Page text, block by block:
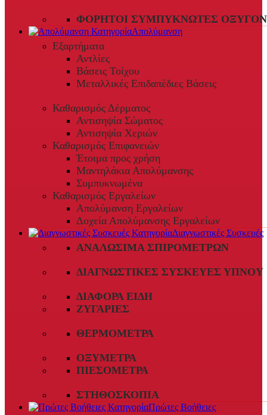
ΦΟΡΗΤΟΊ ΣΥΜΠΥΚΝΩΤΈΣ
Απολύμανση
Εξαρτήματα
Αντλίες
Βάσεις Τοίχου
Μεταλλικές Επιδαπέδιες Βάσεις
Καθαρισμός Δέρματος
Αντισηψία Σώματος
Αντισηψία Χεριών
Καθαρισμός Επιφανειών
Έτοιμα προς χρήση
Μαντηλάκια Απολύμανσης
Συμπυκνωμένα
Καθαρισμός Εργαλείων
Απολύμανση Εργαλείων
Δοχεία Απολύμανσης Εργαλείων
Διαγνωστικές Συσκευές
ΑΝΑΛΏΣΙΜΑ ΣΠΙΡΟΜΈΤΡΩΝ
ΔΙΑΓΝΩΣΤΙΚΈΣ ΣΥΣΚΕΥΈΣ ΎΠΝΟΥ
ΔΙΆΦΟΡΑ ΕΊΔΗ
ΖΥΓΑΡΙΈΣ
ΘΕΡΜΌΜΕΤΡΑ
ΟΞΎΜΕΤΡΑ
ΠΙΕΣΌΜΕΤΡΑ
ΣΤΗΘΟΣΚΌΠΙΑ
Πρώτες Βοήθειες